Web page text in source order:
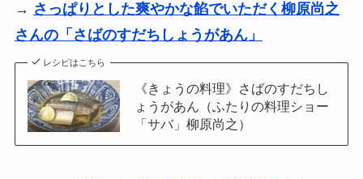
→ さっぱりとした爽やかな餡でいただく柳原尚之
さんの「さばのすだちしょうがあん」
レシピはこちら
《きょうの料理》さばのすだちし
ょうがあん（ふたりの料理ショー
「サバ」柳原尚之）